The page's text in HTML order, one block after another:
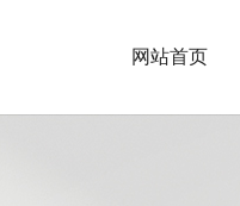
网站首页